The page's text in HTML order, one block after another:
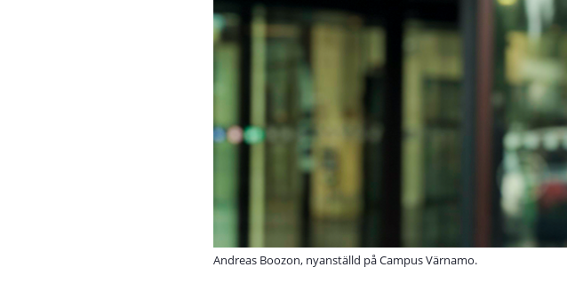
Andreas Boozon, nyanställd på Campus Värnamo.